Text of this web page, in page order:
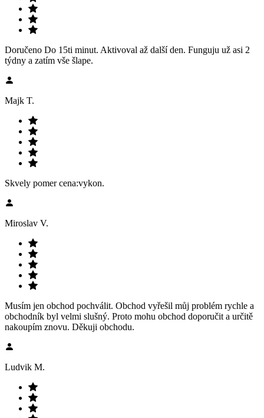
Doručeno Do 15ti minut. Aktivoval až další den. Funguju už asi 2
týdny a zatím vše šlape.
Majk T.
Skvely pomer cena:vykon.
Miroslav V.
Musím jen obchod pochválit. Obchod vyřešil můj problém rychle a
obchodník byl velmi slušný. Proto mohu obchod doporučit a určitě
nakoupím znovu. Děkuji obchodu.
Ludvik M.